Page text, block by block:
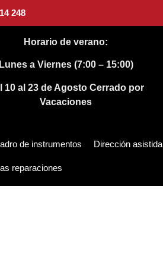
248
Horario de verano:
Lunes a Viernes (7:00 – 15:00)
10 al 23 de AgostoCerrado por
Vacaciones
de instrumentos Dirección asistida
reparaciones